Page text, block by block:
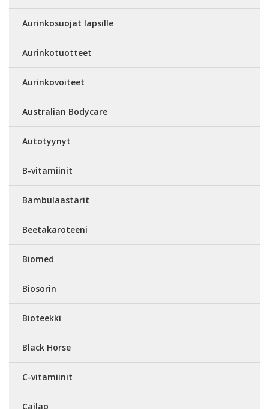
Aurinkosuojat lapsille
Aurinkotuotteet
Aurinkovoiteet
Australian Bodycare
Autotyynyt
B-vitamiinit
Bambulaastarit
Beetakaroteeni
Biomed
Biosorin
Bioteekki
Black Horse
C-vitamiinit
Cailap